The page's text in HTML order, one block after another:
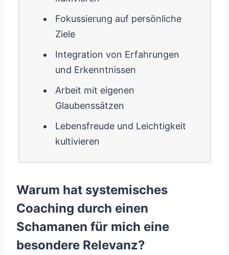
Fokussierung auf persönliche
Ziele
Integration von Erfahrungen
und Erkenntnissen
Arbeit mit eigenen
Glaubenssätzen
Lebensfreude und Leichtigkeit
kultivieren
Warum hat systemisches
Coaching durch einen
Schamanen für mich eine
besondere Relevanz?